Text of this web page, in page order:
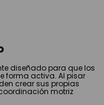
diseñado para que los
forma activa. Al pisar
crear sus propias
motriz